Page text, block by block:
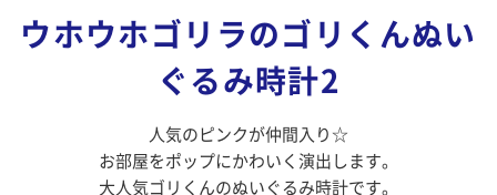
ウホウホゴリラのゴリくんぬい
ぐるみ時計2
人気のピンクが仲間入り☆
お部屋をポップにかわいく演出します。
大人気ゴリくんのぬいぐるみ時計です。